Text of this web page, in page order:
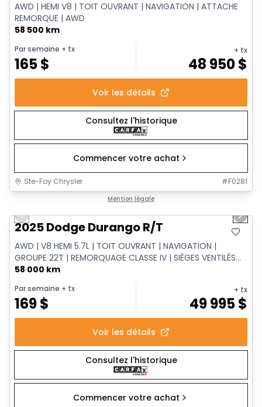
AWD | HEMI V8 | TOIT OUVRANT | NAVIGATION | ATTACHE
REMORQUE | AWD
58 500 km
Par semaine + tx
165$
+ tx
48 950$
Voir les détails
Consultez l'historique
Commencer votre achat
Ste-Foy Chrysler #F0281
Mention légale
Previous slide Next
2025 Dodge Durango R/T
AWD | V8 HEMI 5.7L | TOIT OUVRANT | NAVIGATION |
GROUPE 22T | REMORQUAGE CLASSE IV | SIÈGES VENTILÉS...
58 000 km
Par semaine + tx
169$
+ tx
49 995$
Voir les détails
Consultez l'historique
Commencer votre achat